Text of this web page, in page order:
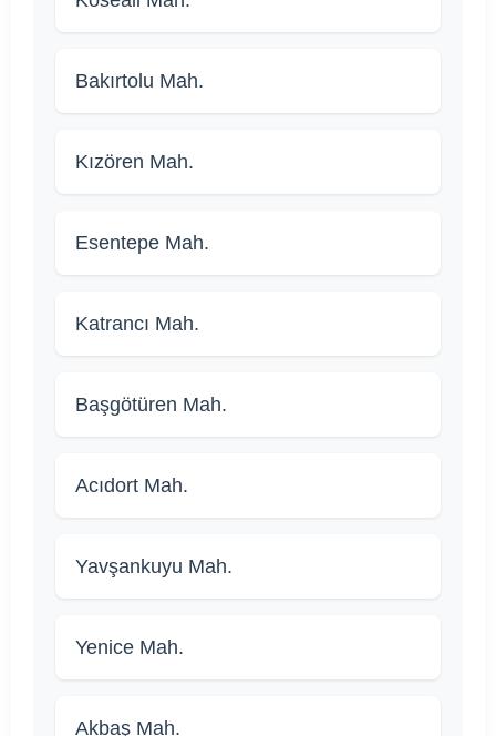
Bakırtolu Mah.
Kızören Mah.
Esentepe Mah.
Katrancı Mah.
Başgötüren Mah.
Acıdort Mah.
Yavşankuyu Mah.
Yenice Mah.
Akbaş Mah.